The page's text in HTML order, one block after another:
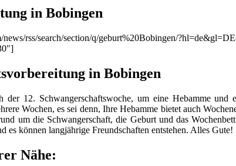
in Bobingen
rss/search/section/q/geburt%20Bobingen/
in Bobingen
12. Schwangerschaftswoche, um eine Hebamme und
Wochen, es sei denn, Ihre Hebamme bietet auch
um die Schwangerschaft, die Geburt und das
es können langjährige Freundschaften entstehen. Alles Gute!
Nähe: